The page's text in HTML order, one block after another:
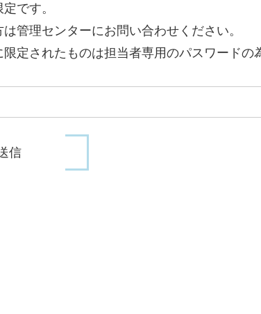
です。
管理センターにお問い合わせください。
定されたものは担当者専用のパスワードの